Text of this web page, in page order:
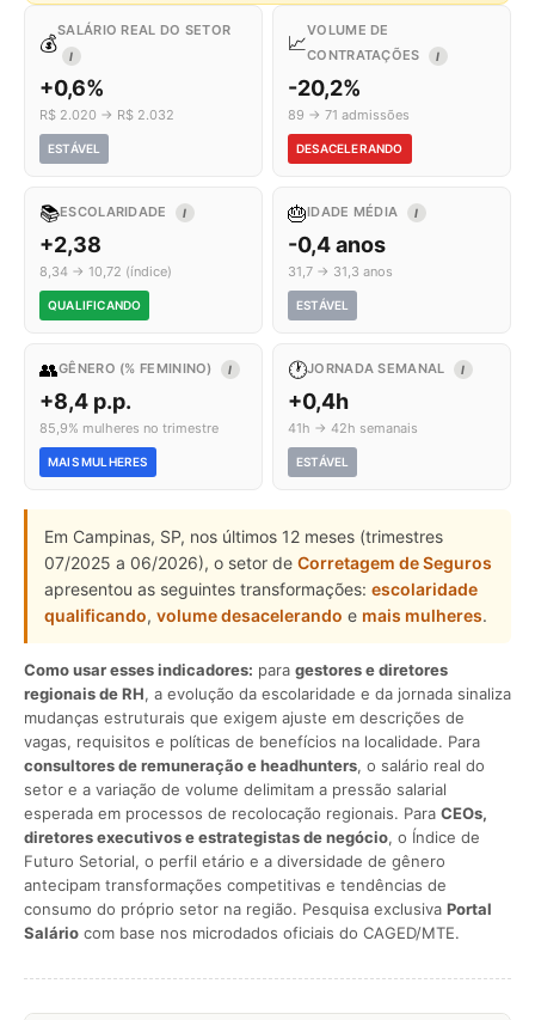
💰
SALÁRIO REAL DO SETOR
I
+0,6%
R$ 2.020 → R$ 2.032
ESTÁVEL
📈
VOLUME DE
CONTRATAÇÕES
I
-20,2%
89 → 71 admissões
DESACELERANDO
📚ESCOLARIDADE I
+2,38
8,34 → 10,72 (índice)
QUALIFICANDO
🎂IDADE MÉDIA I
-0,4 anos
31,7 → 31,3 anos
ESTÁVEL
👥GÊNERO (% FEMININO) I
+8,4 p.p.
85,9% mulheres no trimestre
MAIS MULHERES
🕐JORNADA SEMANAL I
+0,4h
41h → 42h semanais
ESTÁVEL
Em Campinas, SP, nos últimos 12 meses (trimestres
07/2025 a 06/2026), o setor de Corretagem de Seguros
apresentou as seguintes transformações: escolaridade
qualificando, volume desacelerando e mais mulheres.
Como usar esses indicadores: para gestores e diretores
regionais de RH, a evolução da escolaridade e da jornada sinaliza
mudanças estruturais que exigem ajuste em descrições de
vagas, requisitos e políticas de benefícios na localidade. Para
consultores de remuneração e headhunters, o salário real do
setor e a variação de volume delimitam a pressão salarial
esperada em processos de recolocação regionais. Para CEOs,
diretores executivos e estrategistas de negócio, o Índice de
Futuro Setorial, o perfil etário e a diversidade de gênero
antecipam transformações competitivas e tendências de
consumo do próprio setor na região. Pesquisa exclusiva Portal
Salário com base nos microdados oficiais do CAGED/MTE.